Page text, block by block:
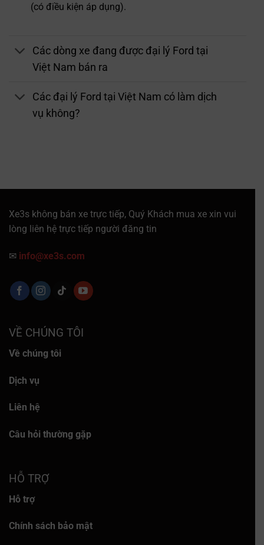
(có điều kiện áp dụng).
Các dòng xe đang được đại lý Ford tại
Việt Nam bán ra
Các đại lý Ford tại Việt Nam có làm dịch
vụ không?
Xe3s không bán xe trực tiếp, Quý Khách mua xe xin vui
lòng liên hệ trực tiếp người đăng tin
✉ info@xe3s.com
VỀ CHÚNG TÔI
Về chúng tôi
Dịch vụ
Liên hệ
Câu hỏi thường gặp
HỖ TRỢ
Hỗ trợ
Chính sách bảo mật